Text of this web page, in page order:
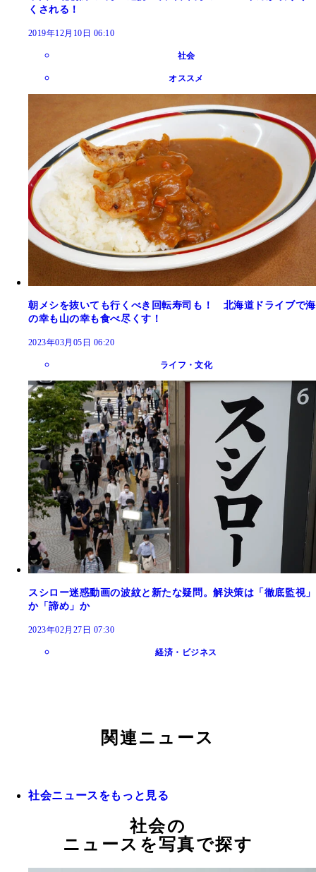
くされる！
2019年12月10日 06:10
社会
オススメ
朝メシを抜いても行くべき回転寿司も！ 北海道ドライブで海
の幸も山の幸も食べ尽くす！
2023年03月05日 06:20
ライフ・文化
スシロー迷惑動画の波紋と新たな疑問。解決策は「徹底監視」
か「諦め」か
2023年02月27日 07:30
経済・ビジネス
関連ニュース
社会ニュースをもっと見る
社会の
ニュースを写真で探す